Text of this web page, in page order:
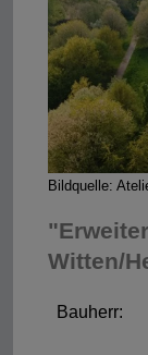
Bildquelle:
Witten/
Bauherr: